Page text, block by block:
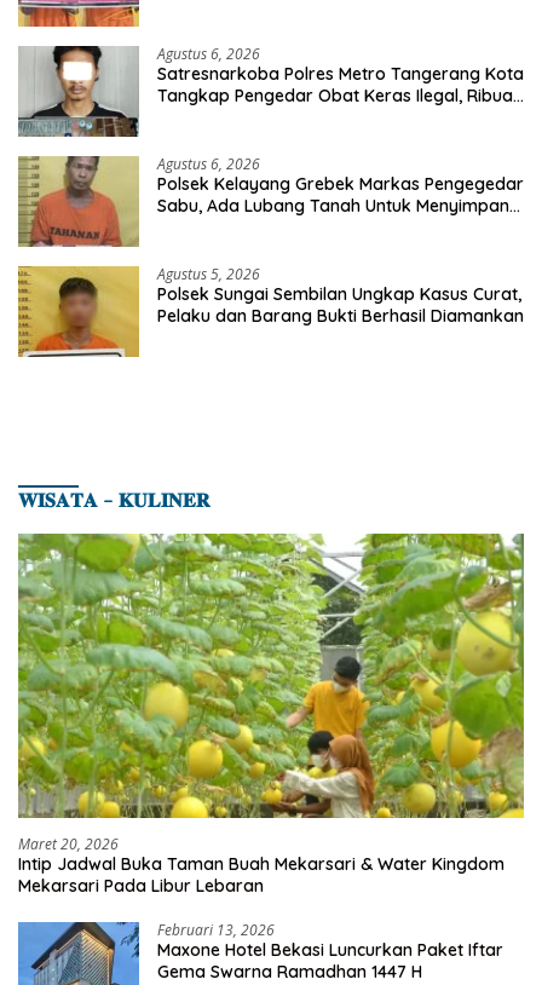
Agustus 6, 2026
Satresnarkoba Polres Metro Tangerang Kota
Tangkap Pengedar Obat Keras Ilegal, Ribuan
Agustus 6, 2026
Polsek Kelayang Grebek Markas Pengegedar
Sabu, Ada Lubang Tanah Untuk Menyimpan
Agustus 5, 2026
Polsek Sungai Sembilan Ungkap Kasus Curat,
Pelaku dan Barang Bukti Berhasil Diamankan
𝐖𝐈𝐒𝐀𝐓𝐀 – 𝐊𝐔𝐋𝐈𝐍𝐄𝐑
Maret 20, 2026
Intip Jadwal Buka Taman Buah Mekarsari & Water Kingdom
Mekarsari Pada Libur Lebaran
Februari 13, 2026
Maxone Hotel Bekasi Luncurkan Paket Iftar
Gema Swarna Ramadhan 1447 H